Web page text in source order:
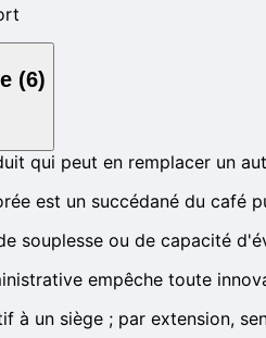
(6)
qui peut en remplacer un
est un succédané du café
souplesse ou de capacité
empêche toute
à un siège ; par extension,